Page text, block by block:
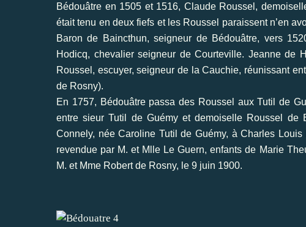
Bédouâtre en 1505 et 1516, Claude Roussel,
était tenu en deux fiefs et les Roussel paraissent n’en
Baron de Baincthun, seigneur de Bédouâtre, vers
Hodicq, chevalier seigneur de Courteville. Jeanne de
Roussel, escuyer, seigneur de la Cauchie, réunissant
de Rosny).
En 1757, Bédouâtre passa des Roussel aux Tutil de
entre sieur Tutil de Guémy et demoiselle Roussel de
Connely, née Caroline Tutil de Guémy, à Charles
revendue par M. et Mlle Le Guern, enfants de Marie
M. et Mme Robert de Rosny, le 9 juin 1900.